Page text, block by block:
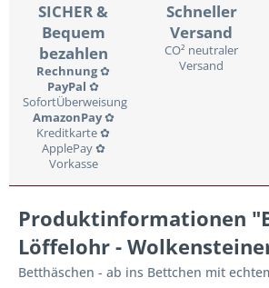
SICHER &
Bequem
bezahlen
Rechnung✿
PayPal ✿
SofortÜberweisung
AmazonPay✿
Kreditkarte ✿
ApplePay ✿
Vorkasse
Schneller
Versand
CO² neutraler
Versand
Produktinformationen
Löffelohr -
Betthäschen - ab ins Bettchen mit